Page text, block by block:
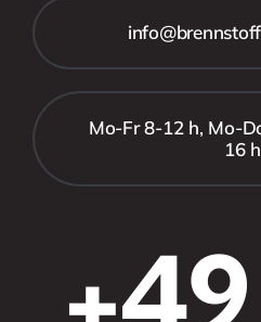
Mo-Fr 8-12 h, Mo-
16 h